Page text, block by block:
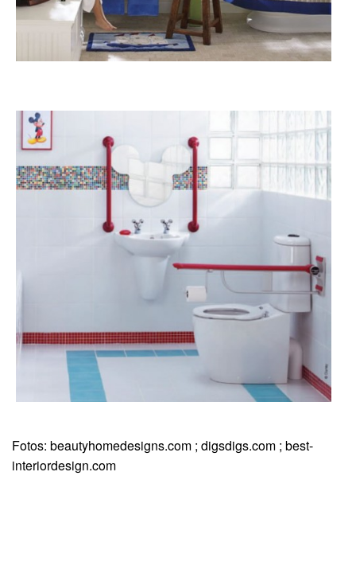
Fotos: beautyhomedesigns.com ; digsdigs.com ; best-
interiordesign.com